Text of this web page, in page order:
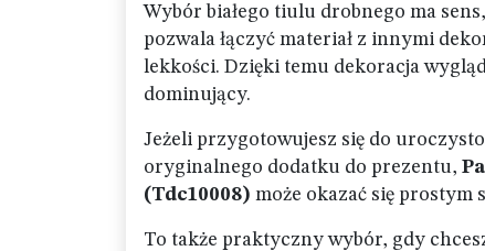
Wybór białego tiulu drobnego ma
pozwala łączyć materiał z innymi
lekkości. Dzięki temu dekoracja
dominujący.
Jeżeli przygotowujesz się do
oryginalnego dodatku do prezentu,
(Tdc10008) może okazać się prostym
To także praktyczny wybór, gdy